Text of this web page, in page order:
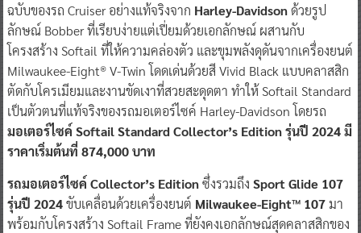
ฉบับของรถ Cruiser อย่างแท้จริงจาก Harley-Davidsonด้วยรูป
ลักษณ์ Bobber ที่เรียบง่ายแต่เปี่ยมด้วยเอกลักษณ์ ผสานกับ
โครงสร้าง Softail ที่ให้ความคล่องตัว และขุมพลังดุดันจากเครื่องยนต์
Milwaukee-Eight® V-Twin โดดเด่นด้วยสี Vivid Black แบบคลาสสิก
ตัดกับโครเมียมและงานขัดเงาที่สวยสะดุดตา ทำให้ Softail Standard
เป็นตัวตนที่แท้จริงของรถมอเตอร์ไซค์ Harley-Davidson โดยรถ
มอเตอร์ไซค์ Softail Standard Collector’s Edition รุ่นปี 2024 มี
ราคาเริ่มต้นที่ 874,000 บาท
รถมอเตอร์ไซค์ Collector’s Editionซึ่งรวมถึง Sport Glide 107
รุ่นปี 2024ขับเคลื่อนด้วยเครื่องยนต์ Milwaukee-Eight™ 107มา
พร้อมกับโครงสร้าง Softail Frame ที่ยังคงเอกลักษณ์สุดคลาสสิกของ